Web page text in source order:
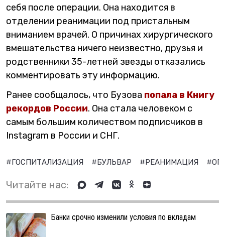
себя после операции. Она находится в
отделении реанимации под пристальным
вниманием врачей. О причинах хирургического
вмешательства ничего неизвестно, друзья и
родственники 35-летней звезды отказались
комментировать эту информацию.
Ранее сообщалось, что Бузова попала в Книгу
рекордов России. Она стала человеком с
самым большим количеством подписчиков в
Instagram в России и СНГ.
#ГОСПИТАЛИЗАЦИЯ #БУЛЬВАР #РЕАНИМАЦИЯ
Читайте нас:
Банки срочно изменили условия по вкладам